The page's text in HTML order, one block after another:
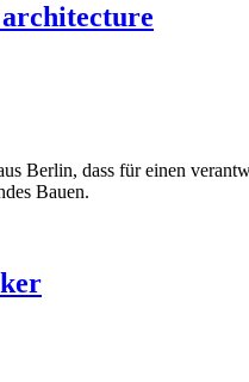
Berlin, dass für einen
Bauen.